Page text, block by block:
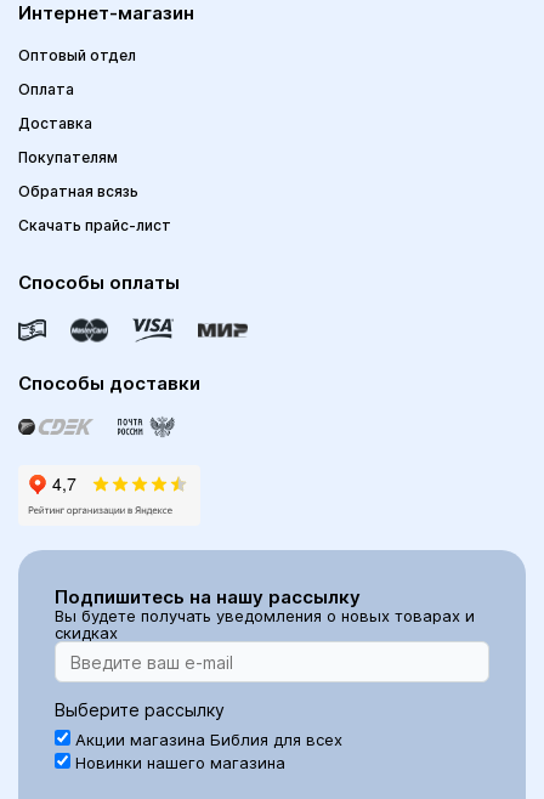
Интернет-магазин
Оптовый отдел
Оплата
Доставка
Покупателям
Обратная всязь
Скачать прайс-лист
Способы оплаты
Способы доставки
Подпишитесь на нашу рассылку
Вы будете получать уведомления о новых товарах и
скидках
Выберите рассылку
Акции магазина Библия для всех
Новинки нашего магазина